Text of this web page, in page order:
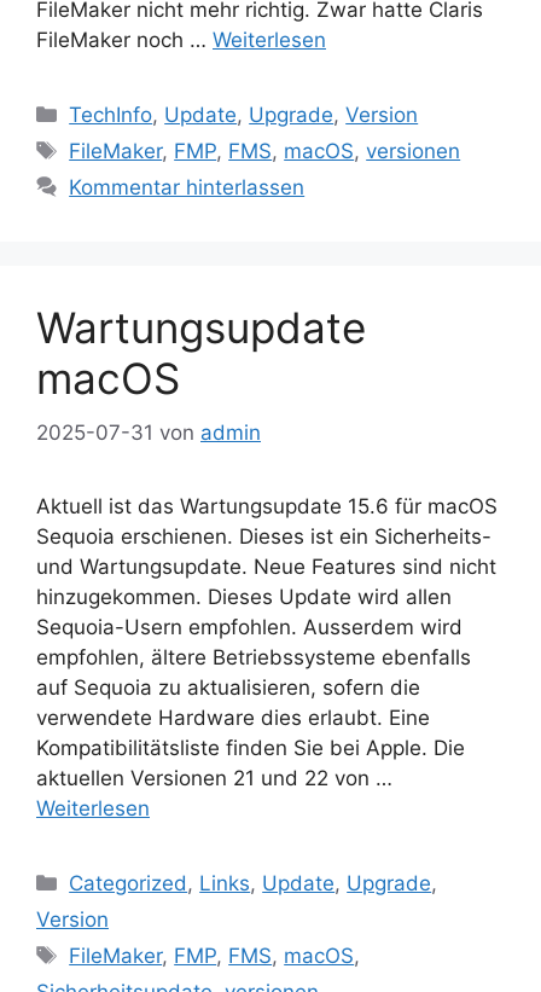
FileMaker nicht mehr richtig. Zwar hatte Claris
FileMaker noch … Weiterlesen
Kategorien
TechInfo, Update, Upgrade,Version
Schlagwörter
FileMaker, FMP, FMS, macOS,versionen
Kommentar hinterlassen
Wartungsupdate
macOS
2025-07-31 von admin
Aktuell ist das Wartungsupdate 15.6 für macOS
Sequoia erschienen. Dieses ist ein Sicherheits-
und Wartungsupdate. Neue Features sind nicht
hinzugekommen. Dieses Update wird allen
Sequoia-Usern empfohlen. Ausserdem wird
empfohlen, ältere Betriebssysteme ebenfalls
auf Sequoia zu aktualisieren, sofern die
verwendete Hardware dies erlaubt. Eine
Kompatibilitätsliste finden Sie bei Apple. Die
aktuellen Versionen 21 und 22 von …
Weiterlesen
Kategorien
Categorized , Links, Update, Upgrade,
Version
Schlagwörter
FileMaker, FMP, FMS, macOS,